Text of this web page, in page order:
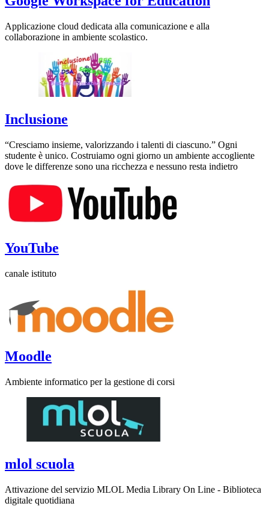
Applicazione cloud dedicata alla comunicazione e alla
collaborazione in ambiente scolastico.
Inclusione
“Cresciamo insieme, valorizzando i talenti di ciascuno.” Ogni
studente è unico. Costruiamo ogni giorno un ambiente accogliente
dove le differenze sono una ricchezza e nessuno resta indietro
YouTube
canale istituto
Moodle
Ambiente informatico per la gestione di corsi
mlol scuola
Attivazione del servizio MLOL Media Library On Line - Biblioteca
digitale quotidiana